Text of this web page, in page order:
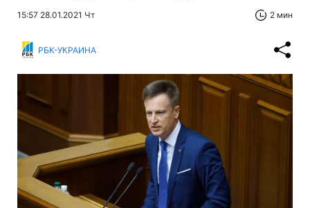
15:57 28.01.2021 Чт 2 мин
РБК-УКРАИНА